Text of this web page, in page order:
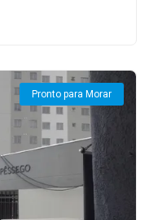
Pronto para Morar